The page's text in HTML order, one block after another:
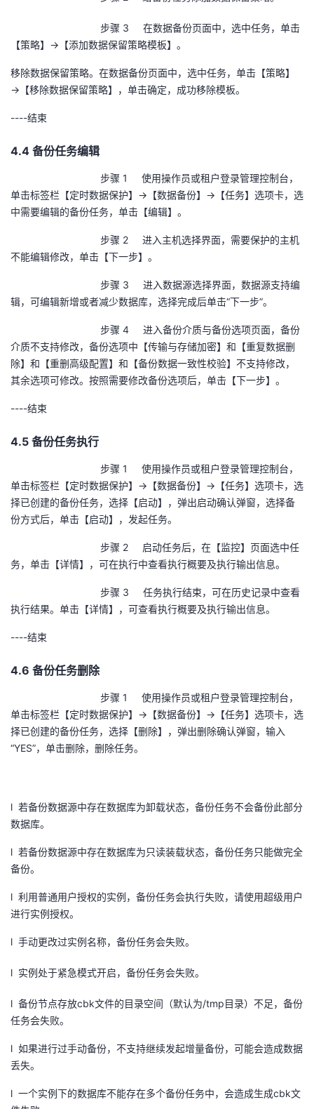
步骤 3 在数据备份页面中，选中任务，单击
【策略】 -> 【添加数据保留策略模板】。
移除数据保留策略。在数据备份页面中，选中任务，单击【策略】
→【移除数据保留策略】，单击确定，成功移除模板。
----结束
4.4 备份任务编辑
步骤 1 使用操作员或租户登录管理控制台，
单击标签栏【定时数据保护】→【数据备份】→【任务】选项卡，选
中需要编辑的备份任务，单击【编辑】。
步骤 2 进入主机选择界面，需要保护的主机
不能编辑修改，单击【下一步】。
步骤 3 进入数据源选择界面，数据源支持编
辑，可编辑新增或者减少数据库，选择完成后单击“下一步”。
步骤 4 进入备份介质与备份选项页面，备份
介质不支持修改，备份选项中【传输与存储加密】和【重复数据删
除】和【重删高级配置】和【备份数据一致性校验】不支持修改，
其余选项可修改。按照需要修改备份选项后，单击【下一步】。
----结束
4.5 备份任务执行
步骤 1 使用操作员或租户登录管理控制台，
单击标签栏【定时数据保护】→【数据备份】→【任务】选项卡，选
择已创建的备份任务，选择【启动】，弹出启动确认弹窗，选择备
份方式后，单击【启动】，发起任务。
步骤 2 启动任务后，在【监控】页面选中任
务，单击【详情】，可在执行中查看执行概要及执行输出信息。
步骤 3 任务执行结束，可在历史记录中查看
执行结果。单击【详情】，可查看执行概要及执行输出信息。
----结束
4.6 备份任务删除
步骤 1 使用操作员或租户登录管理控制台，
单击标签栏【定时数据保护】→【数据备份】→【任务】选项卡，选
择已创建的备份任务，选择【删除】，弹出删除确认弹窗，输入
“YES”，单击删除，删除任务。
l 若备份数据源中存在数据库为卸载状态，备份任务不会备份此部分
数据库。
l 若备份数据源中存在数据库为只读装载状态，备份任务只能做完全
备份。
l 利用普通用户授权的实例，备份任务会执行失败，请使用超级用户
进行实例授权。
l 手动更改过实例名称，备份任务会失败。
l 实例处于紧急模式开启，备份任务会失败。
l 备份节点存放cbk文件的目录空间（默认为/tmp目录）不足，备份
任务会失败。
l 如果进行过手动备份，不支持继续发起增量备份，可能会造成数据
丢失。
l 一个实例下的数据库不能存在多个备份任务中，会造成生成cbk文